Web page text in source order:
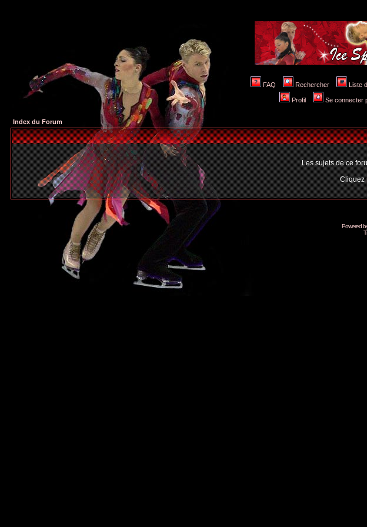
FAQ Rechercher Liste
Profil Se connecter
Index du Forum
Les sujets de ce
Cliquez
Powered